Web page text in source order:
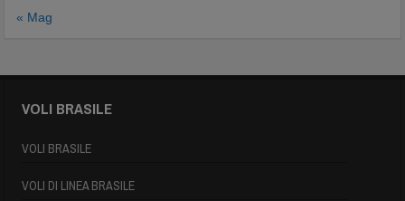
« Mag
VOLI BRASILE
VOLI BRASILE
VOLI DI LINEA BRASILE